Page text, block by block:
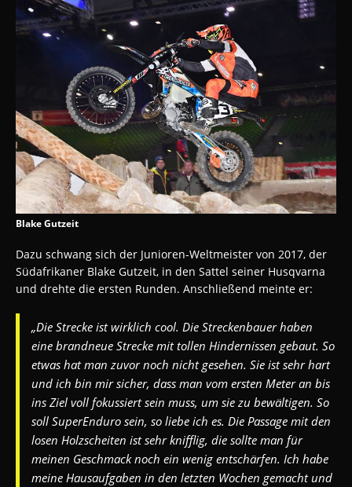
Blake Gutzeit
Dazu schwang sich der Junioren-Weltmeister von 2017, der
Südafrikaner Blake Gutzeit, in den Sattel seiner Husqvarna
und drehte die ersten Runden. Anschließend meinte er:
„Die Strecke ist wirklich cool. Die Streckenbauer haben
eine brandneue Strecke mit tollen Hindernissen gebaut. So
etwas hat man zuvor noch nicht gesehen. Sie ist sehr hart
und ich bin mir sicher, dass man vom ersten Meter an bis
ins Ziel voll fokussiert sein muss, um sie zu bewältigen. So
soll SuperEnduro sein, so liebe ich es. Die Passage mit den
losen Holzscheiten ist sehr knifflig, die sollte man für
meinen Geschmack noch ein wenig entschärfen. Ich habe
meine Hausaufgaben in den letzten Wochen gemacht und